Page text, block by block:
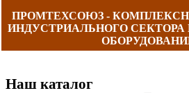
ПРОМТЕХСОЮЗ -
ИНДУСТРИАЛЬНОГО
Наш каталог